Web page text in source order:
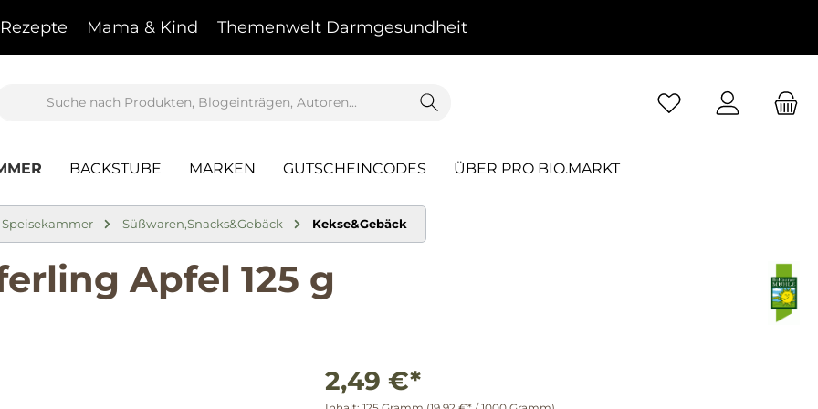
Rezepte Mama & Kind Themenwelt Darmgesundheit
BACKSTUBE MARKEN GUTSCHEINCODES ÜBER PRO BIO.MARKT
Speisekammer Süßwaren,Snacks&Gebäck Kekse&Gebäck
Apfel 125 g
2,49 €*